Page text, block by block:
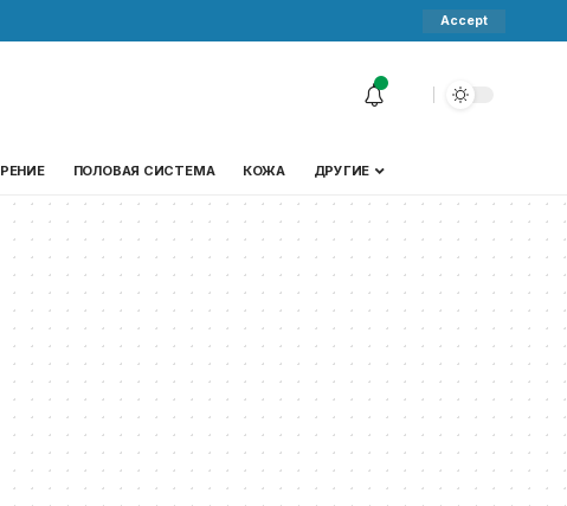
Accept
ПОЛОВАЯ СИСТЕМА КОЖА ДРУГИЕ